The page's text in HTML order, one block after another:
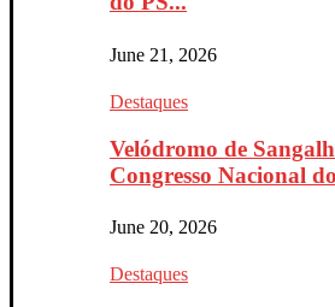
June 21, 2026
Destaques
Velódromo de
Congresso Nacional
June 20, 2026
Destaques